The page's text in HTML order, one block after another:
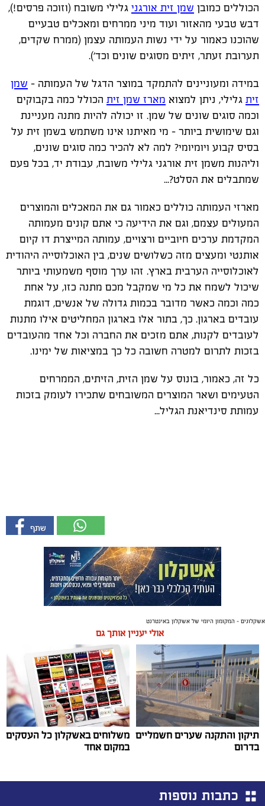
הכוללים כמובן שמן זית אורגני גלילי משובח (וזוכה פרסים!),
דבש טבעי מהאזור ועוד מיני ממרחים ומאכלים טבעיים
שהוכנו כאמור על ידי נשות העמותה עצמן (ממרח שקדים,
תערובת זעתר, זיתים מסוגים שונים וכד').
במידה ומעוניינים להתמקד במוצר הדגל של העמותה – שמן
זית גלילי, ניתן למצוא מארז שמן זית הכולל כמה בקבוקים
וכמה סוגים שונים של שמן. זו יכולה להיות מתנה מעניינת
וגם שימושית ביותר – מי מאיתנו אינו משתמש בשמן זית על
בסיס קבוע ויומיומי? למה לא להכיר כמה סוגים שונים,
וליהנות משמן זית אורגני גלילי משובח, עבודת יד, בכל פעם
שמתבלים את הסלט?...
מארזי העמותה כוללים כאמור גם את המאכלים והמוצרים
המעולים עצמם, וגם את הידיעה כי אתם קונים מעמותה
המקדמת ערכים חיוביים ורצויים, עמותה המייצרת דו קיום
אותנטי ומעצים מזה כשלושים שנים, בין האוכלוסייה היהודית
לאוכלוסייה הערבית בארץ. זהו ערך מוסף משמעותי ביותר
שיכול לשמח את כל מי שמקבל מכם מתנה כזו, על אחת
כמה וכמה כאשר מדובר בכמות גדולה של אנשים, דוגמת
עובדים בארגון. כך, בתור אלו בארגון המחליטים אילו מתנות
לעובדים לקנות, אתם מזכים את החברה וכל אחד מהעובדים
בזכות לתרום למטרה חשובה כל כך במציאות של ימינו.
כל זה, כאמור, בונוס על שמן הזית, הזיתים, הממרחים
הטעימים ושאר המוצרים המשובחים שתכירו לעומק בזכות
עמותת סינדיאנת הגליל...
אשקלונים - המקומון היומי של אשקלון באינטרנט
אולי יעניין אותך גם
תיקון והתקנה שערים חשמליים
בדרום
משלוחים באשקלון כל העסקים
במקום אחד
כתבות נוספות